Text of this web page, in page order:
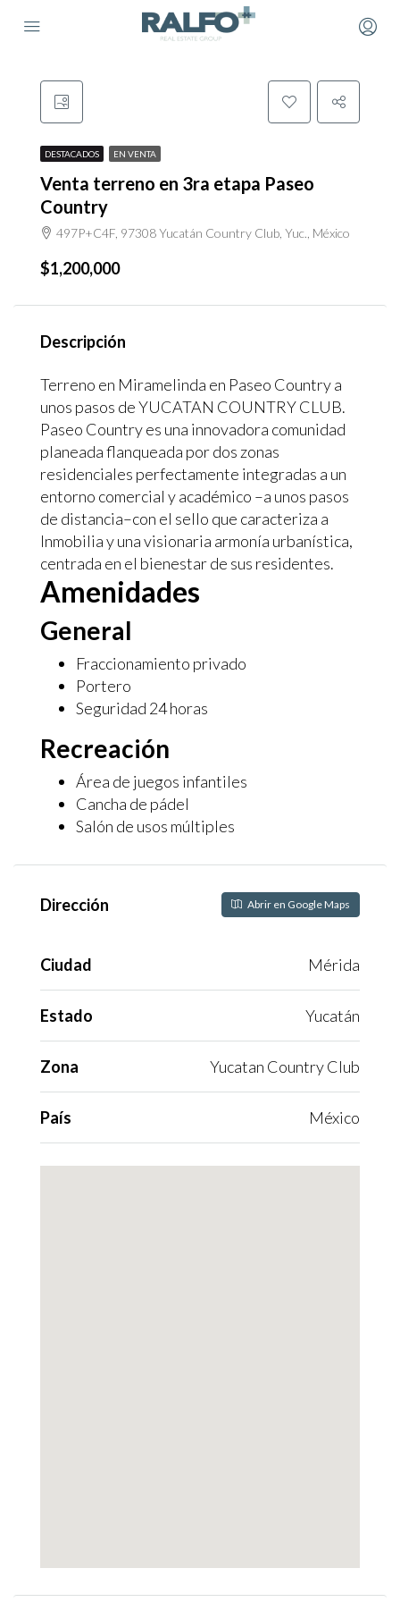
DESTACADOS EN VENTA
Venta terreno en 3ra etapa Paseo
Country
497P+C4F, 97308 Yucatán Country Club, Yuc., México
$1,200,000
Descripción
Terreno en Miramelinda en Paseo Country a
unos pasos de YUCATAN COUNTRY CLUB.
Paseo Country es una innovadora comunidad
planeada flanqueada por dos zonas
residenciales perfectamente integradas a un
entorno comercial y académico –a unos pasos
de distancia–con el sello que caracteriza a
Inmobilia y una visionaria armonía urbanística,
centrada en el bienestar de sus residentes.
Amenidades
General
Fraccionamiento privado
Portero
Seguridad 24 horas
Recreación
Área de juegos infantiles
Cancha de pádel
Salón de usos múltiples
Dirección Abrir en Google Maps
Ciudad Mérida
Estado Yucatán
Zona Yucatan Country Club
País México